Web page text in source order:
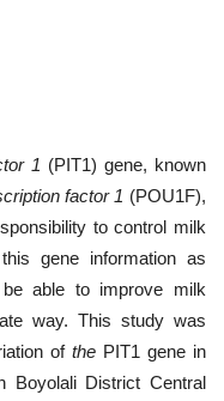
1 (PIT1) gene, known
factor 1 (POU1F),
to control milk
gene information as
able to improve milk
way. This study was
of the PIT1 gene in
Boyolali District Central